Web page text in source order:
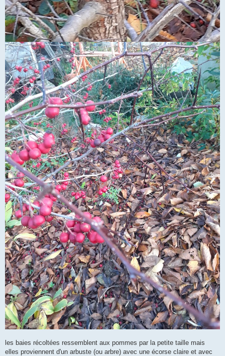
les baies récoltées ressemblent aux pommes par la petite taille mais
elles proviennent d'un arbuste (ou arbre) avec une écorse claire et avec